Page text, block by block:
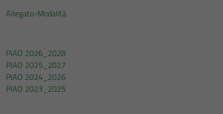
Allegato-Modalità
PIAO 2026_2028
PIAO 2025_2027
PIAO 2024_2026
PIAO 2023_2025